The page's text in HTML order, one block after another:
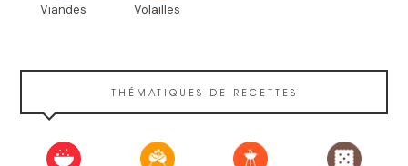
Viandes Volailles
THÉMATIQUES DE RECETTES